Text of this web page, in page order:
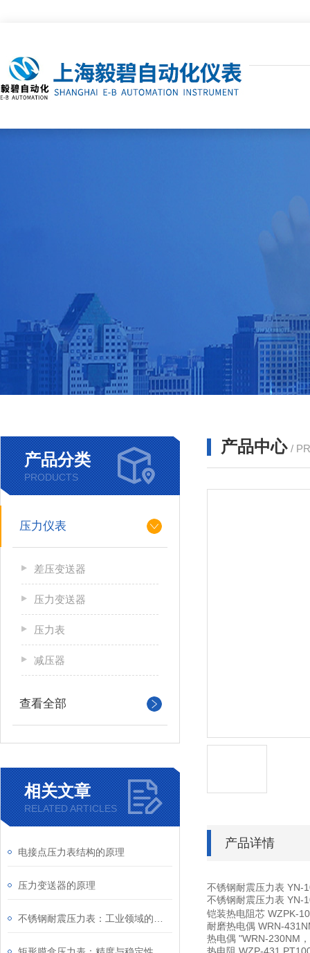
产品分类
PRODUCTS
压力仪表
差压变送器
压力变送器
压力表
减压器
查看全部
相关文章
RELATED ARTICLES
电接点压力表结构的原理
压力变送器的原理
产品中心 /
产品详情
不锈钢耐震压力表 YN-
不锈钢耐震压力表 YN-
铠装热电阻芯 WZPK-
耐磨热电偶 WRN-
热电偶 "WRN-230NM